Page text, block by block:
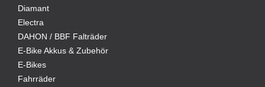
Diamant
Electra
DAHON / BBF Falträder
E-Bike Akkus & Zubehör
E-Bikes
Fahrräder